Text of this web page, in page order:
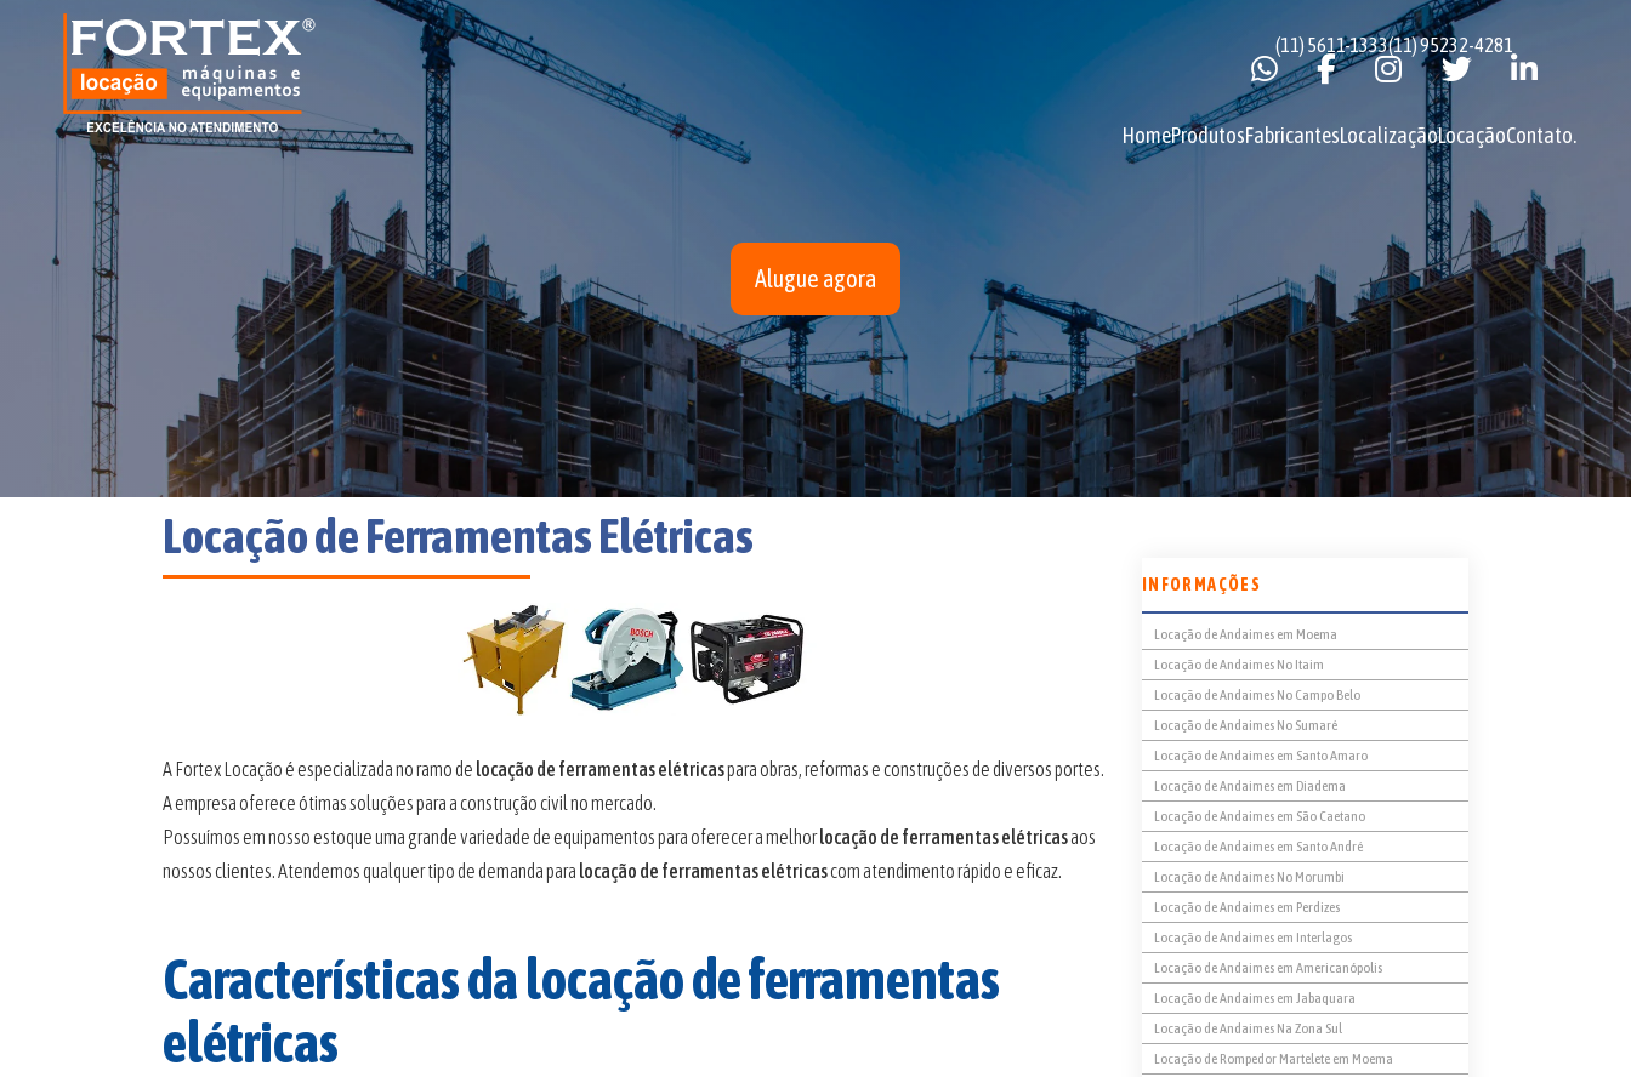
(11) 5611-1333(11) 95232-4281
HomeProdutosFabricantesLocalizaçãoLocaçãoContato.
Alugue agora
Locação de Ferramentas Elétricas
A Fortex Locação é especializada no ramo de locação de ferramentas elétricaspara obras, reformas e construções de diversos portes.
A empresa oferece ótimas soluções para a construção civil no mercado.
Possuímos em nosso estoque uma grande variedade de equipamentos para oferecer a melhorlocação de ferramentas elétricasaos
nossos clientes. Atendemos qualquer tipo de demanda para locação de ferramentas elétricascom atendimento rápido e eficaz.
Características da locação de ferramentas
elétricas
INFORMAÇÕES
Locação de Andaimes em Moema
Locação de Andaimes No Itaim
Locação de Andaimes No Campo Belo
Locação de Andaimes No Sumaré
Locação de Andaimes em Santo Amaro
Locação de Andaimes em Diadema
Locação de Andaimes em São Caetano
Locação de Andaimes em Santo André
Locação de Andaimes No Morumbi
Locação de Andaimes em Perdizes
Locação de Andaimes em Interlagos
Locação de Andaimes em Americanópolis
Locação de Andaimes em Jabaquara
Locação de Andaimes Na Zona Sul
Locação de Rompedor Martelete em Moema